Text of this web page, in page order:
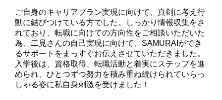
ご自身のキャリアプラン実現に向けて、真剣に考え行
動に結びつけている方でした。しっかり情報収集をさ
れており、転職に向けての方向性をご相談いただいた
為、二見さんの自己実現に向けて、SAMURAIができ
るサポートをまっすぐお伝えさせていただきました。
入学後は、資格取得、転職活動と着実にステップを進
められ、ひとつずつ努力を積み重ね続けられていらっ
しゃる姿に私自身刺激を受けました！